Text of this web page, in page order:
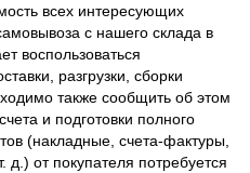
всех интересующих
с нашего склада в
воспользоваться
разгрузки, сборки
также сообщить об этом
и подготовки полного
(накладные, счета-фактуры,
д.) от покупателя потребуется